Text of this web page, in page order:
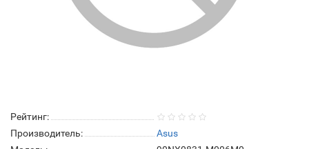
Рейтинг:
Производитель:
Asus